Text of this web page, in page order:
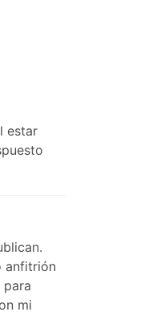
estar
anfitrión
para
mi